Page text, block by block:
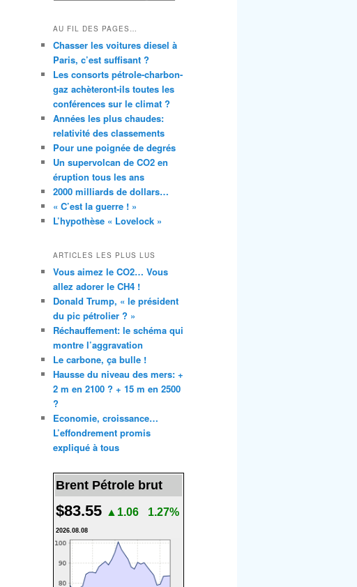
AU FIL DES PAGES…
Chasser les voitures diesel à
Paris, c’est suffisant ?
Les consorts pétrole-charbon-
gaz achèteront-ils toutes les
conférences sur le climat ?
Années les plus chaudes:
relativité des classements
Pour une poignée de degrés
Un supervolcan de CO2 en
éruption tous les ans
2000 milliards de dollars…
« C’est la guerre ! »
L’hypothèse « Lovelock »
ARTICLES LES PLUS LUS
Vous aimez le CO2… Vous
allez adorer le CH4 !
Donald Trump, « le président
du pic pétrolier ? »
Réchauffement: le schéma qui
montre l’aggravation
Le carbone, ça bulle !
Hausse du niveau des mers: +
2 m en 2100 ? + 15 m en 2500
?
Economie, croissance…
L’effondrement promis
expliqué à tous
Brent Pétrole brut
$83.55 ▲1.06 1.27%
2026.08.08